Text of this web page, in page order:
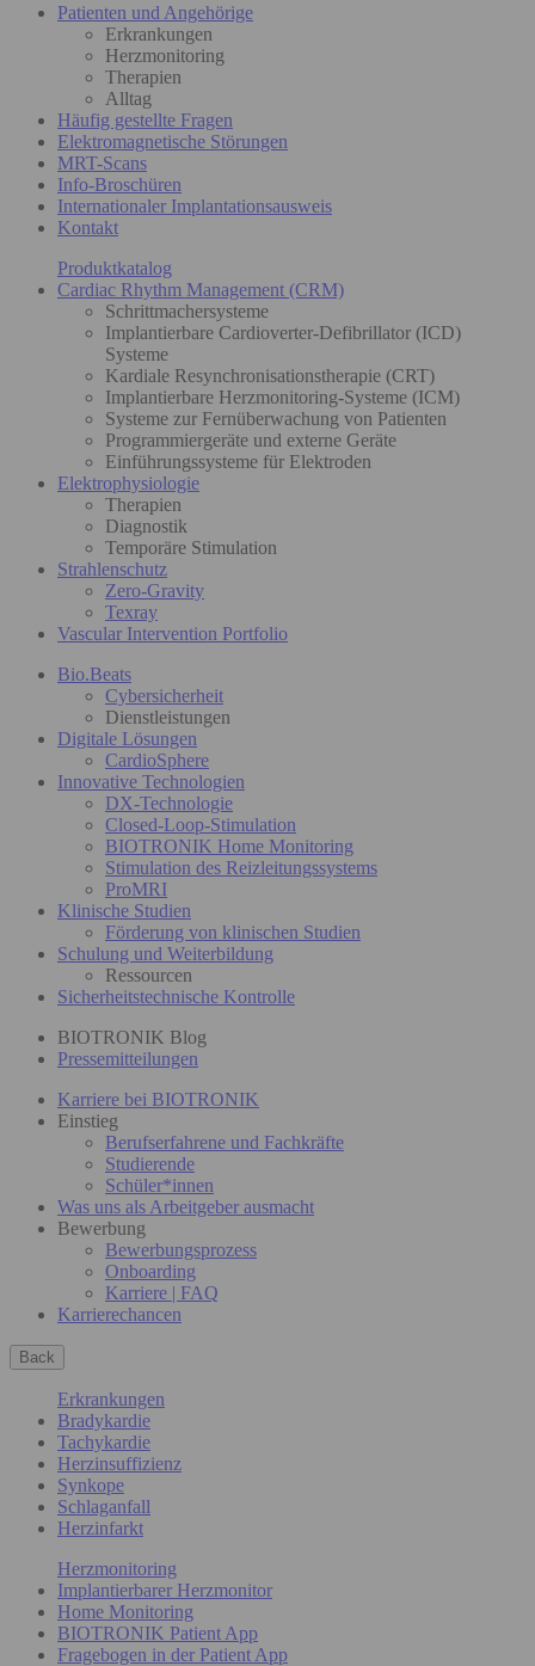
Patienten und Angehörige
Erkrankungen
Herzmonitoring
Therapien
Alltag
Häufig gestellte Fragen
Elektromagnetische Störungen
MRT-Scans
Info-Broschüren
Internationaler Implantationsausweis
Kontakt
Produktkatalog
Cardiac Rhythm Management (CRM)
Schrittmachersysteme
Implantierbare Cardioverter-Defibrillator (ICD)
Systeme
Kardiale Resynchronisationstherapie (CRT)
Implantierbare Herzmonitoring-Systeme (ICM)
Systeme zur Fernüberwachung von Patienten
Programmiergeräte und externe Geräte
Einführungssysteme für Elektroden
Elektrophysiologie
Therapien
Diagnostik
Temporäre Stimulation
Strahlenschutz
Zero-Gravity
Texray
Vascular Intervention Portfolio
Bio.Beats
Cybersicherheit
Dienstleistungen
Digitale Lösungen
CardioSphere
Innovative Technologien
DX-Technologie
Closed-Loop-Stimulation
BIOTRONIK Home Monitoring
Stimulation des Reizleitungssystems
ProMRI
Klinische Studien
Förderung von klinischen Studien
Schulung und Weiterbildung
Ressourcen
Sicherheitstechnische Kontrolle
BIOTRONIK Blog
Pressemitteilungen
Karriere bei BIOTRONIK
Einstieg
Berufserfahrene und Fachkräfte
Studierende
Schüler*innen
Was uns als Arbeitgeber ausmacht
Bewerbung
Bewerbungsprozess
Onboarding
Karriere | FAQ
Karrierechancen
Back
Erkrankungen
Bradykardie
Tachykardie
Herzinsuffizienz
Synkope
Schlaganfall
Herzinfarkt
Herzmonitoring
Implantierbarer Herzmonitor
Home Monitoring
BIOTRONIK Patient App
Fragebogen in der Patient App